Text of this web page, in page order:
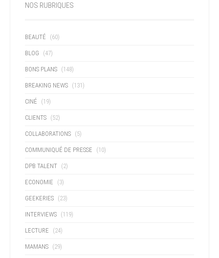
NOS RUBRIQUES
BEAUTÉ (60)
BLOG (47)
BONS PLANS (148)
BREAKING NEWS (131)
CINÉ (19)
CLIENTS (52)
COLLABORATIONS (5)
COMMUNIQUÉ DE PRESSE (10)
DPB TALENT (2)
ECONOMIE (3)
GEEKERIES (23)
INTERVIEWS (119)
LECTURE (24)
MAMANS (29)